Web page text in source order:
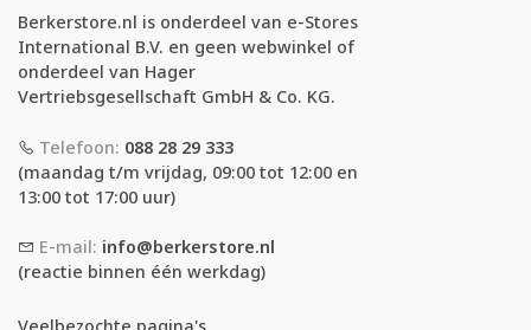
Berkerstore.nl is onderdeel van e-Stores
International B.V. en geen webwinkel of
onderdeel van Hager
Vertriebsgesellschaft GmbH & Co. KG.
Telefoon: 088 28 29 333
(maandag t/m vrijdag, 09:00 tot 12:00 en
13:00 tot 17:00 uur)
E-mail: info@berkerstore.nl
(reactie binnen één werkdag)